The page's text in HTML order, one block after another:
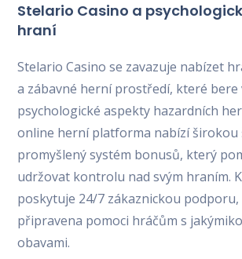
Stelario Casino a
hraní
Stelario Casino se zavazuje nabízet
a zábavné herní prostředí, které bere
psychologické aspekty hazardních
online herní platforma nabízí širokou
promyšlený systém bonusů, který
udržovat kontrolu nad svým hraním.
poskytuje 24/7 zákaznickou
připravena pomoci hráčům s
obavami.